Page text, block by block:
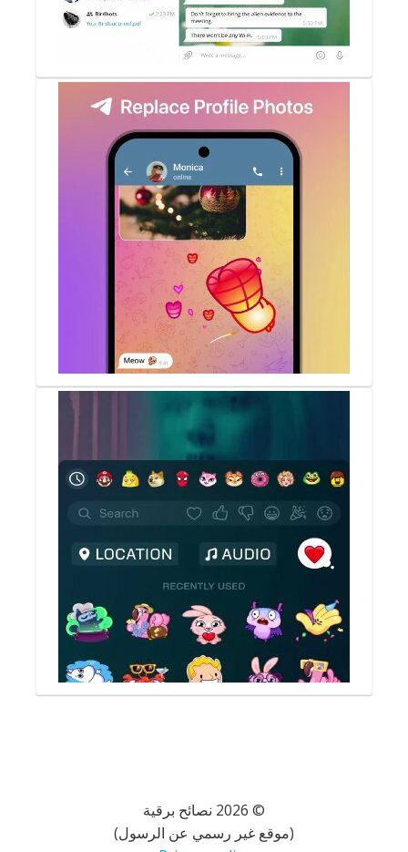
© 2026 نصائح برقية
(موقع غير رسمي عن الرسول)